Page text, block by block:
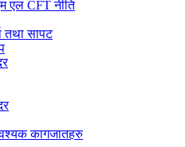
एल CFT नीति
तथा सापट
कागजातहरु